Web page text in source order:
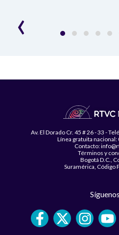
‹
Av. El Dorado Cr. 45 # 26 - 33 -
Línea gratuita
Contacto:
Términos y
Bogotá D.C.,
Suramérica, Código